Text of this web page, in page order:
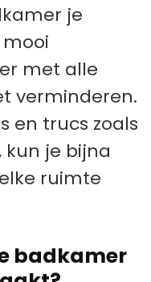
je
met alle
verminderen.
en trucs zoals
kun je bijna
ruimte
badkamer